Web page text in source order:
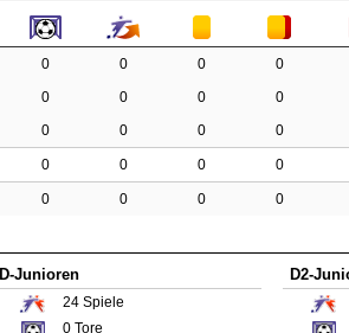
0 0 0 0
0 0 0 0
0 0 0 0
0 0 0 0
0 0 0 0
D-Junioren
24 Spiele
0 Tore
D2-